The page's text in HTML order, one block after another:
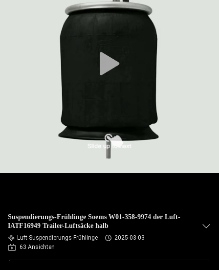
Suspendierungs-Frühlinge Soems W01-358-9974 der Luft-
IATF16949 Trailer-Luftsäcke halb
Luft-Suspendierungs-Frühlinge
2025-03-03
63 Ansichten